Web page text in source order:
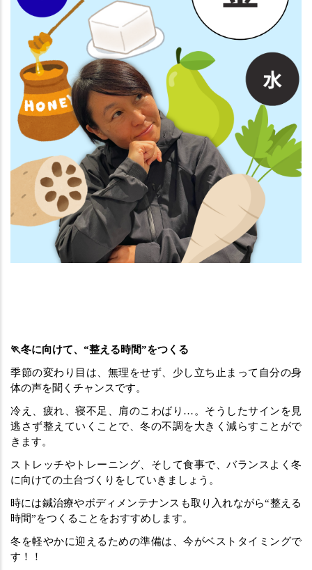
🏃冬に向けて、“整える時間”をつくる
季節の変わり目は、無理をせず、少し立ち止まって自分の身
体の声を聞くチャンスです。
冷え、疲れ、寝不足、肩のこわばり…。そうしたサインを見
逃さず整えていくことで、冬の不調を大きく減らすことがで
きます。
ストレッチやトレーニング、そして食事で、バランスよく冬
に向けての土台づくりをしていきましょう。
時には鍼治療やボディメンテナンスも取り入れながら“整える
時間”をつくることをおすすめします。
冬を軽やかに迎えるための準備は、今がベストタイミングで
す！！